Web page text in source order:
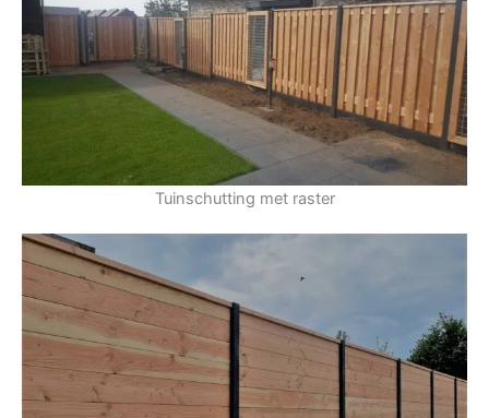
Tuinschutting met raster